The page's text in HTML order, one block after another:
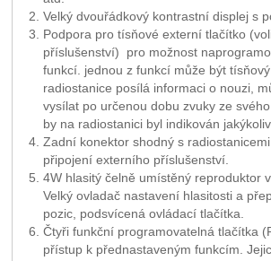
Velký dvouřádkový kontrastní displej s
Podpora pro tísňové externí tlačítko
příslušenství) pro možnost
funkcí. jednou z funkcí může být tísňový
radiostanice posílá informaci o nouzi,
vysílat po určenou dobu zvuky ze
by na radiostanici byl indikován
Zadní konektor shodný s
připojení externího příslušenství.
4W hlasitý čelně umístěný reproduktor
Velký ovladač nastavení hlasitosti a
pozic, podsvícená ovládací tlačítka.
Čtyři funkční programovatelná tlačítka
přístup k přednastaveným funkcím.